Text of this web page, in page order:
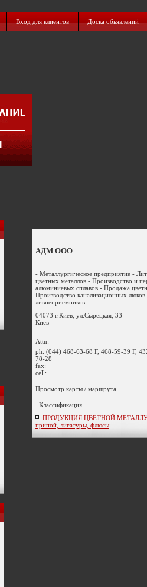
Вход для клиентов Доска обьявлений
АДМ ООО
- Металлургическое предприятие -
цветных металлов - Производство и
алюминиевых сплавов - Продажа
Производство канализационных люков
ливнеприемников ...
04073 г.Киев, ул.Сырецкая, 33
Киев
Attn:
ph: (044) 468-63-68 F, 468-59-39 F,
78-28
fax:
cell:
Просмотр карты / маршрута
Классификация
ПРОДУКЦИЯ ЦВЕТНОЙ
припой, лигатуры, флюсы